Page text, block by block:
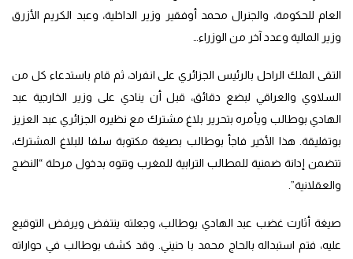
العام للحكومة، والجنرال محمد أوفقير وزير الداخلية، وعبد الكريم الأزرق
وزير المالية وعدد آخر من الوزراء…
التقى الملك الراحل بالرئيس الجزائري على انفراد، ثم قام باستدعاء كل من
السلاوي والعراقي لبضع دقائق، قبل أن ينادي على وزير الخارجية عبد
الهادي بوطالب ويأمره بتحرير بلاغ مشترك مع نظيره الجزائري عبد العزيز
بوتفليقة. هذا الأخير فاجأ بوطالب بصيغة مكتوبة سلفا للبلاغ المشترك،
تتضمن إدانة ضمنية للمطالب الترابية للمغرب وتنوه بدخول مرحلة “النضج
والعقلانية”.
صيغة أثارت غضب عبد الهادي بوطالب، وجعلته ينتفض ويرفض التوقيع
عليه، فتم استبداله بالحاج محمد با حنيني. وقد كشف بوطالب في حواراته